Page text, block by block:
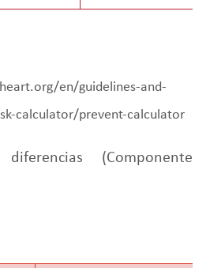
en/guidelines-and-
calculator/prevent-calculator
(Componente